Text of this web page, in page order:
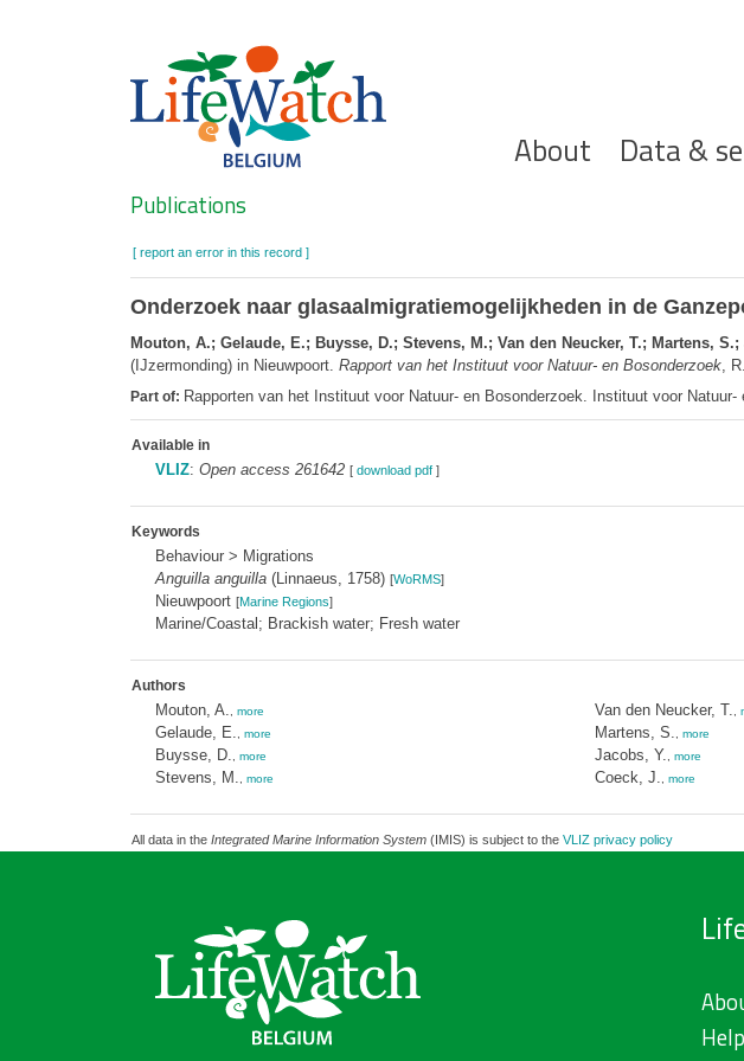
Hoofdnavigatie
About Data &
Search
Publications
[ report an error in this record ]
Onderzoek naar glasaalmigratiemogelijkheden in de
Mouton, A.; Gelaude, E.; Buysse, D.; Stevens, M.; Van den Neucker, T.; Martens,
(IJzermonding) in Nieuwpoort. Rapport van het Instituut voor Natuur- en Bosonderzoek,
Part of: Rapporten van het Instituut voor Natuur- en Bosonderzoek. Instituut voor
Available in
VLIZ: Open access 261642 [ download pdf]
Keywords
Behaviour > Migrations
Anguilla anguilla(Linnaeus, 1758) [WoRMS]
Nieuwpoort [Marine Regions]
Marine/Coastal; Brackish water; Fresh water
Authors
Mouton, A. more
Gelaude, E. more
Buysse, D. more
Stevens, M. more
Van den Neucker, T.
Martens, S. more
Jacobs, Y. more
Coeck, J. more
All data in the Integrated Marine Information System(IMIS) is subject to the VLIZ privacy policy